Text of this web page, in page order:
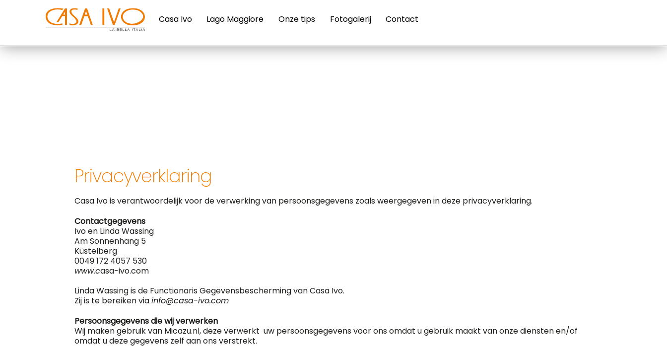
Casa Ivo Lago Maggiore Onze tips Fotogalerij Contact
Privacyverklaring
Casa Ivo is verantwoordelijk voor de verwerking van persoonsgegevens zoals weergegeven in deze privacyverklaring.
Contactgegevens
Ivo en Linda Wassing
Am Sonnenhang 5
Küstelberg
0049 172 4057 530
www.casa-ivo.com
Linda Wassing is de Functionaris Gegevensbescherming van Casa Ivo.
Zij is te bereiken viainfo@casa-ivo.com
Persoonsgegevens die wij verwerken
Wij maken gebruik van Micazu.nl, deze verwerkt uw persoonsgegevens voor ons omdat u gebruik maakt van onze diensten en/of
omdat u deze gegevens zelf aan ons verstrekt.